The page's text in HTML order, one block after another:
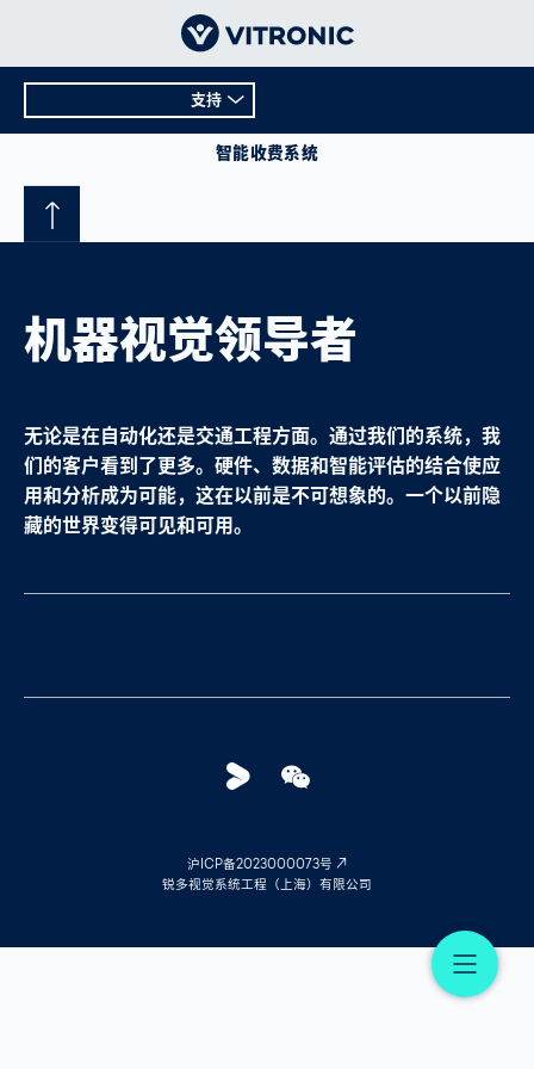
智能收费系统
支持
概况
机器视觉领导者
无论是在自动化还是交通工程方面。通过我们的系统，我
们的客户看到了更多。硬件、数据和智能评估的结合使应
用和分析成为可能，这在以前是不可想象的。一个以前隐
藏的世界变得可见和可用。
Youku
沪ICP备2023000073号
锐多视觉系统工程（上海）有限公司